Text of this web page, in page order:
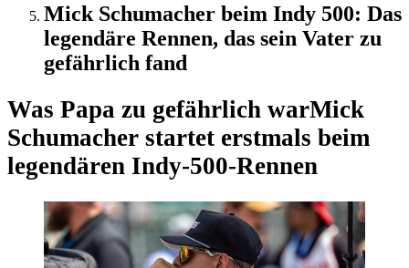
Mick Schumacher beim Indy 500: Das
legendäre Rennen, das sein Vater zu
gefährlich fand
Was Papa zu gefährlich warMick
Schumacher startet erstmals beim
legendären Indy-500-Rennen